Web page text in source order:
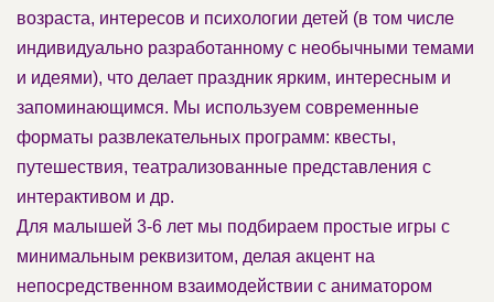
возраста, интересов и психологии детей (в том числе
индивидуально разработанному с необычными темами
и идеями), что делает праздник ярким, интересным и
запоминающимся. Мы используем современные
форматы развлекательных программ: квесты,
путешествия, театрализованные представления с
интерактивом и др.
Для малышей 3-6 лет мы подбираем простые игры с
минимальным реквизитом, делая акцент на
непосредственном взаимодействии с аниматором